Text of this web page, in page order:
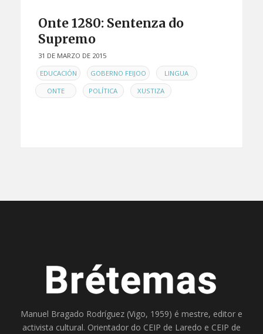
Onte 1280: Sentenza do
Supremo
31 DE MARZO DE 2015
ENEDUCACIÓN , GOBERNO FEIJOO , LINGUA ,
ONTE , POLÍTICA , XUSTIZA
Manuel Bragado Rodríguez (Vigo, 1959) é mestre, editor e
activista cultural. Orientador do CEIP de Laredo e CEIP de